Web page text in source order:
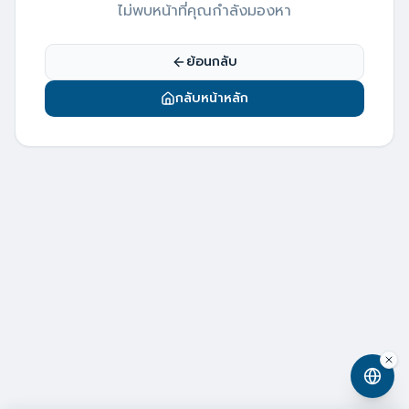
ไม่พบหน้าที่คุณกำลังมองหา
ย้อนกลับ
กลับหน้าหลัก